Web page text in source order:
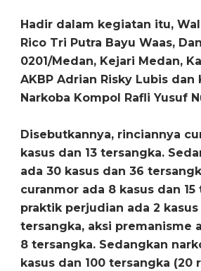
Hadir dalam kegiatan itu,
Rico Tri Putra Bayu Waas,
0201/Medan, Kejari Medan,
AKBP Adrian Risky Lubis dan
Narkoba Kompol Rafli Yusuf
Disebutkannya, rinciannya
kasus dan 13 tersangka.
ada 30 kasus dan 36
curanmor ada 8 kasus dan 15
praktik perjudian ada 2 kasus
tersangka, aksi premanisme
8 tersangka. Sedangkan
kasus dan 100 tersangka (20